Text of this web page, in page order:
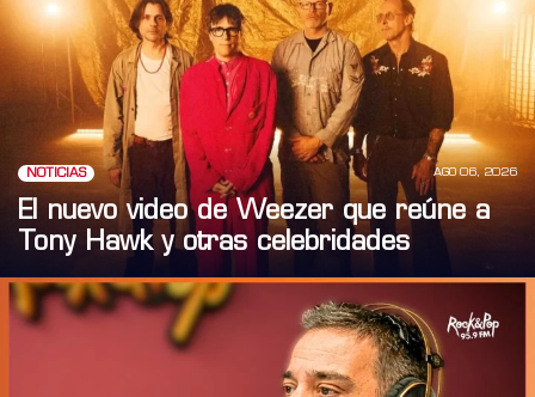
NOTICIAS AGO 06, 2026
El nuevo video de Weezer que reúne a
Tony Hawk y otras celebridades